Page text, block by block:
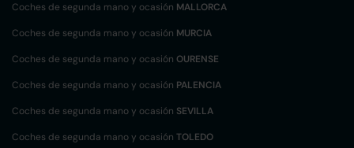
Coches de segunda mano y ocasión MALLORCA
Coches de segunda mano y ocasión MURCIA
Coches de segunda mano y ocasión OURENSE
Coches de segunda mano y ocasión PALENCIA
Coches de segunda mano y ocasión SEVILLA
Coches de segunda mano y ocasión TOLEDO